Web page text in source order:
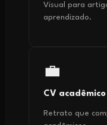
Visual para
aprendizado.
💼
CV acadêmico
Retrato que